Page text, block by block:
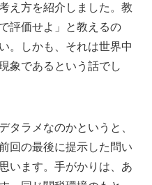
え方を紹介しました。教
評価せよ」と教えるの
。しかも、それは世界中
象であるという話でし
タラメなのかというと、
回の最後に提示した問い
います。手がかりは、あ